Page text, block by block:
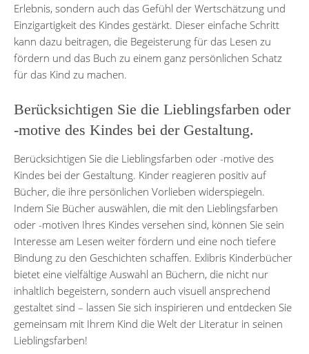
Erlebnis, sondern auch das Gefühl der Wertschätzung und
Einzigartigkeit des Kindes gestärkt. Dieser einfache Schritt
kann dazu beitragen, die Begeisterung für das Lesen zu
fördern und das Buch zu einem ganz persönlichen Schatz
für das Kind zu machen.
Berücksichtigen Sie die Lieblingsfarben oder
-motive des Kindes bei der Gestaltung.
Berücksichtigen Sie die Lieblingsfarben oder -motive des
Kindes bei der Gestaltung. Kinder reagieren positiv auf
Bücher, die ihre persönlichen Vorlieben widerspiegeln.
Indem Sie Bücher auswählen, die mit den Lieblingsfarben
oder -motiven Ihres Kindes versehen sind, können Sie sein
Interesse am Lesen weiter fördern und eine noch tiefere
Bindung zu den Geschichten schaffen. Exlibris Kinderbücher
bietet eine vielfältige Auswahl an Büchern, die nicht nur
inhaltlich begeistern, sondern auch visuell ansprechend
gestaltet sind – lassen Sie sich inspirieren und entdecken Sie
gemeinsam mit Ihrem Kind die Welt der Literatur in seinen
Lieblingsfarben!